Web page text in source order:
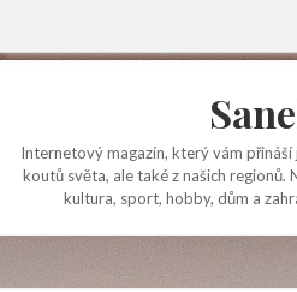
Internetový magazín, který vám přináší
koutů světa, ale také z našich regionů.
kultura, sport, hobby, dům a